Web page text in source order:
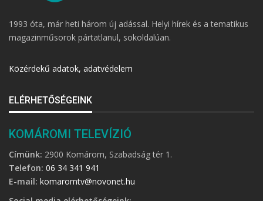
1993 óta, már heti három új adással. Helyi hírek és a tematikus
magazinműsorok pártatlanul, sokoldalúan.
Közérdekű adatok, adatvédelem
ELÉRHETŐSÉGEINK
KOMÁROMI TELEVÍZIÓ
Címünk: 2900 Komárom, Szabadság tér 1.
Telefon: 06 34 341 941
E-mail: komaromtv@novonet.hu